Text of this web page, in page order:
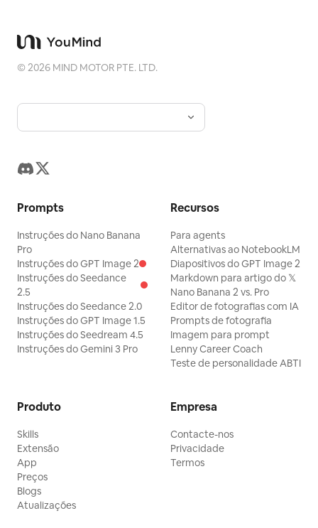
©2026 MIND MOTOR PTE. LTD.
Prompts
Instruções do Nano Banana
Pro
Instruções do GPT Image 2
Instruções do Seedance
2.5
Instruções do Seedance 2.0
Instruções do GPT Image 1.5
Instruções do Seedream 4.5
Instruções do Gemini 3 Pro
Recursos
Para agents
Alternativas ao NotebookLM
Diapositivos do GPT Image 2
Markdown para artigo do 𝕏
Nano Banana 2 vs. Pro
Editor de fotografias com IA
Prompts de fotografia
Imagem para prompt
Lenny Career Coach
Teste de personalidade ABTI
Produto
Skills
Extensão
App
Preços
Blogs
Atualizações
Empresa
Contacte-nos
Privacidade
Termos